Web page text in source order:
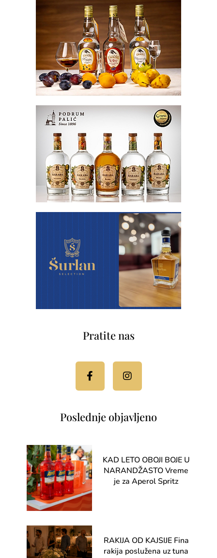
Pratite nas
f
Poslednje objavljeno
KAD LETO OBOJI BOJE U
NARANDŽASTO Vreme
je za Aperol Spritz
RAKIJA OD KAJSIJE Fina
rakija poslužena uz tuna